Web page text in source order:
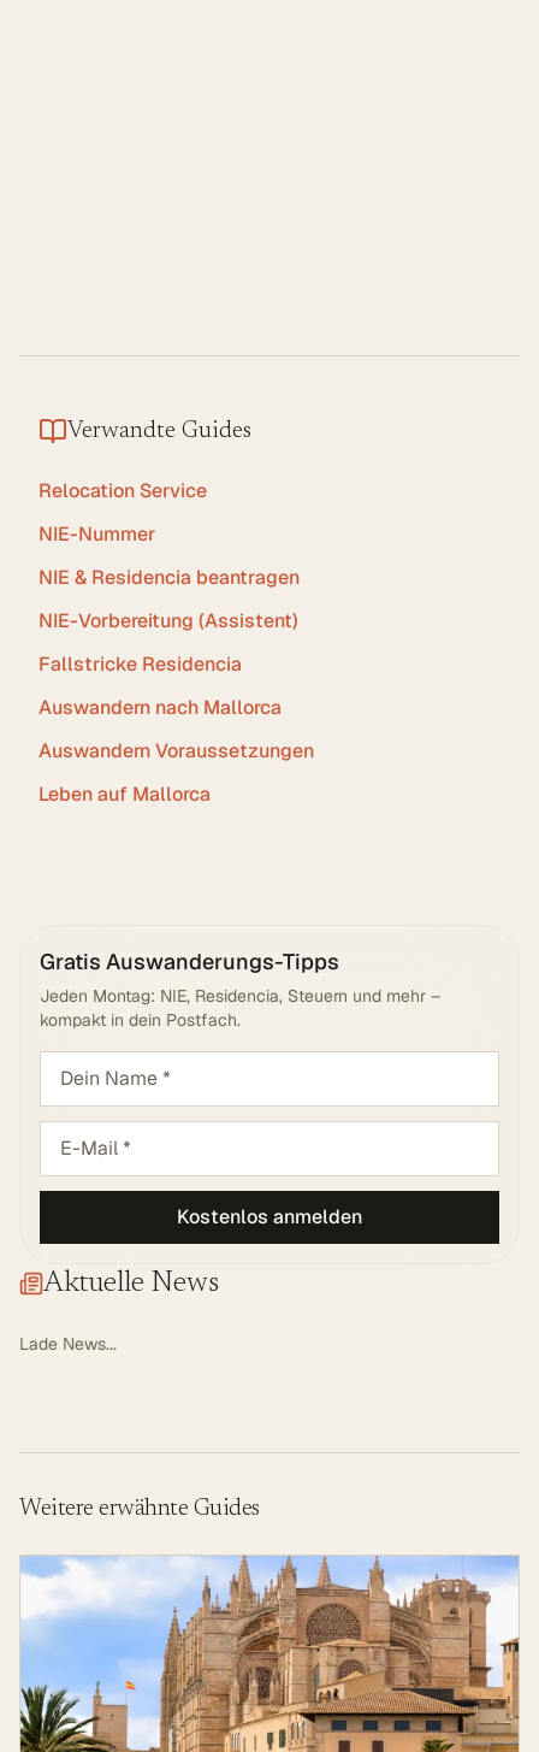
Verwandte Guides
Relocation Service
NIE-Nummer
NIE & Residencia beantragen
NIE-Vorbereitung (Assistent)
Fallstricke Residencia
Auswandern nach Mallorca
Auswandern Voraussetzungen
Leben auf Mallorca
Gratis Auswanderungs-Tipps
Jeden Montag: NIE, Residencia, Steuern und mehr –
kompakt in dein Postfach.
Kostenlos anmelden
Aktuelle News
Lade News...
Weitere erwähnte Guides